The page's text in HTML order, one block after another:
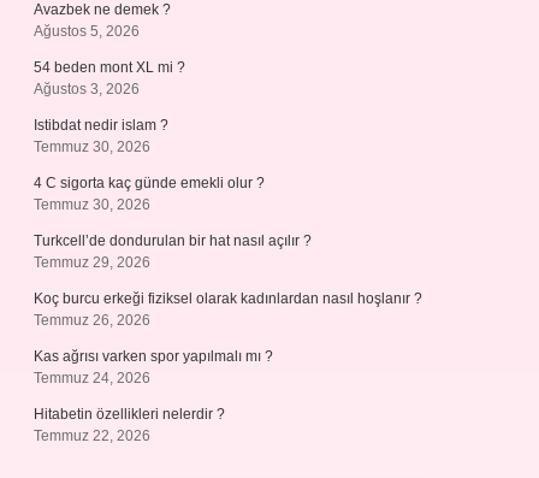
Avazbek ne demek ?
Ağustos 5, 2026
54 beden mont XL mi ?
Ağustos 3, 2026
Istibdat nedir islam ?
Temmuz 30, 2026
4 C sigorta kaç günde emekli olur ?
Temmuz 30, 2026
Turkcell’de dondurulan bir hat nasıl açılır ?
Temmuz 29, 2026
Koç burcu erkeği fiziksel olarak kadınlardan nasıl hoşlanır ?
Temmuz 26, 2026
Kas ağrısı varken spor yapılmalı mı ?
Temmuz 24, 2026
Hitabetin özellikleri nelerdir ?
Temmuz 22, 2026